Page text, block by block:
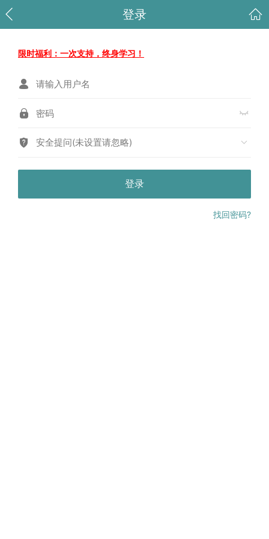
登录
限时福利：一次支持，终身学习！
安全提问(未设置请忽略)
登录
找回密码?